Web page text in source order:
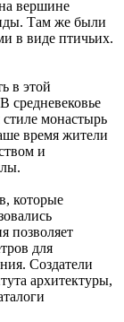
вершине
Там же были
в виде птичьих.
в этой
средневековье
монастырь
время жители
и
которые
позволяет
для
Создатели
архитектуры,